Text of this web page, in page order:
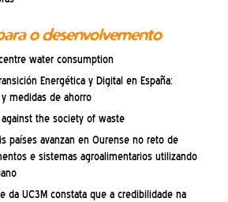
o desenvolvemento
water consumption
Energética y Digital en España:
medidas de ahorro
against the society of waste
países avanzan en Ourense no reto de
e sistemas agroalimentarios utilizando
da UC3M constata que a credibilidade na